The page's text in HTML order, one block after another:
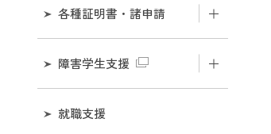
いについて
学生証
社会人履修証明プログラム
『高校生を対象とした大学
授業の公開』について
授業料のお支払いについて
奨学金について
各種証明書・諸申請
在学中の諸証明発行につい
て
卒業後の証明書発行につい
障害学生支援
障害学生支援室
就職支援